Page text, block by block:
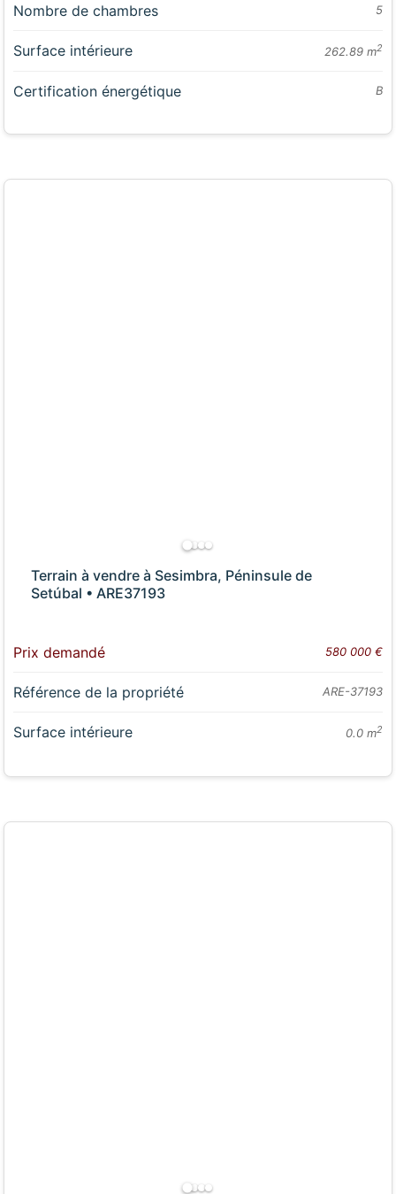
Nombre de chambres 5
Surface intérieure 262.89 m2
Certification énergétique B
Terrain à vendre à Sesimbra, Péninsule de
Setúbal • ARE37193
Prix demandé 580 000 €
Référence de la propriété ARE-37193
Surface intérieure 0.0 m2